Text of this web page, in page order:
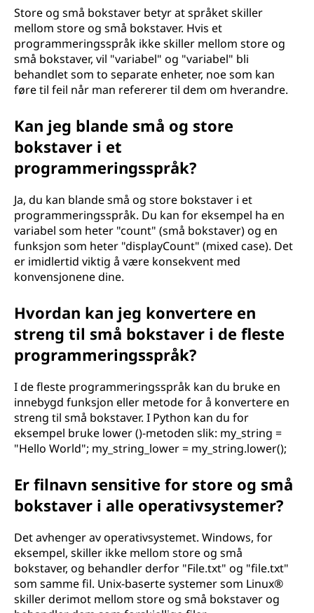
Store og små bokstaver betyr at språket skiller
mellom store og små bokstaver. Hvis et
programmeringsspråk ikke skiller mellom store og
små bokstaver, vil "variabel" og "variabel" bli
behandlet som to separate enheter, noe som kan
føre til feil når man refererer til dem om hverandre.
Kan jeg blande små og store
bokstaver i et
programmeringsspråk?
Ja, du kan blande små og store bokstaver i et
programmeringsspråk. Du kan for eksempel ha en
variabel som heter "count" (små bokstaver) og en
funksjon som heter "displayCount" (mixed case). Det
er imidlertid viktig å være konsekvent med
konvensjonene dine.
Hvordan kan jeg konvertere en
streng til små bokstaver i de fleste
programmeringsspråk?
I de fleste programmeringsspråk kan du bruke en
innebygd funksjon eller metode for å konvertere en
streng til små bokstaver. I Python kan du for
eksempel bruke lower ()-metoden slik: my_string =
"Hello World"; my_string_lower = my_string.lower();
Er filnavn sensitive for store og små
bokstaver i alle operativsystemer?
Det avhenger av operativsystemet. Windows, for
eksempel, skiller ikke mellom store og små
bokstaver, og behandler derfor "File.txt" og "file.txt"
som samme fil. Unix-baserte systemer som Linux®
skiller derimot mellom store og små bokstaver og